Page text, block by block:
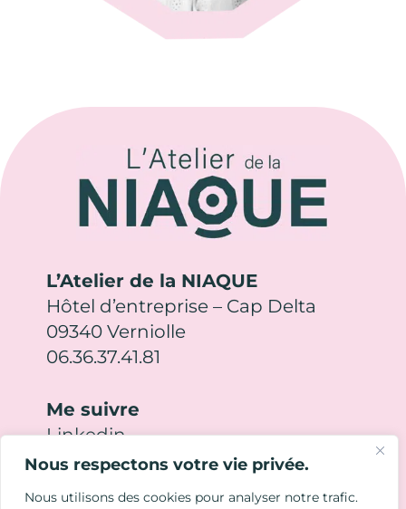
Nous respectons votre vie privée.
Nous utilisons des cookies pour analyser notre trafic.
L’Atelier de la NIAQUE
Hôtel d’entreprise – Cap Delta
09340 Verniolle
06.36.37.41.81
Me suivre
Linkedin
Me contacter